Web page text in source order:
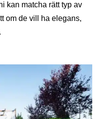
kan matcha rätt typ av
om de vill ha elegans,